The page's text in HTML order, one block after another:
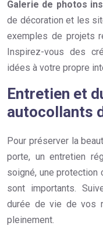
Galerie de photos
de décoration et les
exemples de projets
Inspirez-vous des
idées à votre propre
Entretien et
autocollants
Pour préserver la
porte, un entretien
soigné, une protection
sont importants.
durée de vie de vos
pleinement.